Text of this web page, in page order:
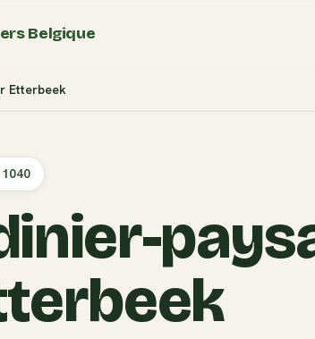
Belgique
Etterbeek
1040